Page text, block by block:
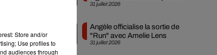
31 juillet 2026
Ibiza
31 juillet 2026
Angèle officialise la sortie de
"Run" avec Amelie Lens
Store and/or
Use profiles to
audiences through